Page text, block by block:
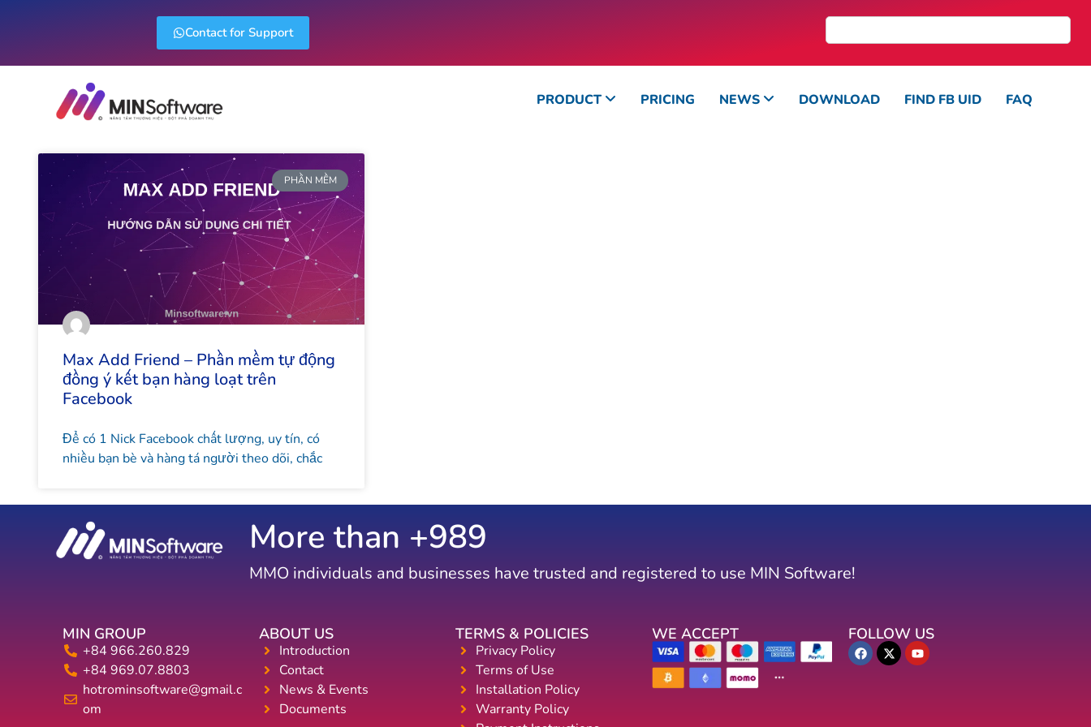
Contact for Support
PRODUCT PRICING NEWS DOWNLOAD FIND FB UID FAQ
PHẦN MỀM
Max Add Friend – Phần mềm tự động
đồng ý kết bạn hàng loạt trên
Facebook
Để có 1 Nick Facebook chất lượng, uy tín, có
nhiều bạn bè và hàng tá người theo dõi, chắc
MMO individuals and businesses have trusted and registered to use MIN Software!
More than +1048
MIN GROUP
+84 966.260.829
+84 969.07.8803
hotrominsoftware@gmail.c
om
ABOUT US
Introduction
Contact
News & Events
Documents
TERMS & POLICIES
Privacy Policy
Terms of Use
Installation Policy
Warranty Policy
WE ACCEPT FOLLOW US